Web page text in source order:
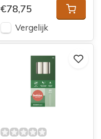
€78,75
Vergelijk